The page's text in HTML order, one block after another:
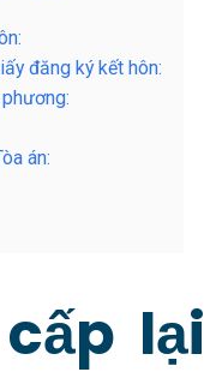
đăng ký kết hôn:
án:
cấp